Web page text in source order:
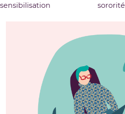
sensibilisation
sororité